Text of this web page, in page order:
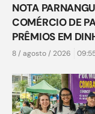
NOTA
COMÉRCIO DE
PRÊMIOS EM
8 / agosto / 2026